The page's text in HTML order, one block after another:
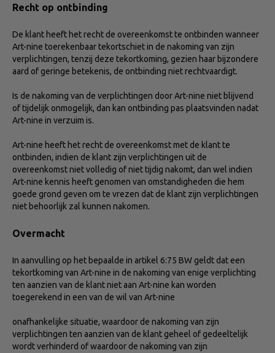
Recht op ontbinding
De klant heeft het recht de overeenkomst te ontbinden wanneer
Art-nine toerekenbaar tekortschiet in de nakoming van zijn
verplichtingen, tenzij deze tekortkoming, gezien haar bijzondere
aard of geringe betekenis, de ontbinding niet rechtvaardigt.
Is de nakoming van de verplichtingen door Art-nine niet blijvend
of tijdelijk onmogelijk, dan kan ontbinding pas plaatsvinden nadat
Art-nine in verzuim is.
Art-nine heeft het recht de overeenkomst met de klant te
ontbinden, indien de klant zijn verplichtingen uit de
overeenkomst niet volledig of niet tijdig nakomt, dan wel indien
Art-nine kennis heeft genomen van omstandigheden die hem
goede grond geven om te vrezen dat de klant zijn verplichtingen
niet behoorlijk zal kunnen nakomen.
Overmacht
In aanvulling op het bepaalde in artikel 6:75 BW geldt dat een
tekortkoming van Art-nine in de nakoming van enige verplichting
ten aanzien van de klant niet aan Art-nine kan worden
toegerekend in een van de wil van Art-nine
onafhankelijke situatie, waardoor de nakoming van zijn
verplichtingen ten aanzien van de klant geheel of gedeeltelijk
wordt verhinderd of waardoor de nakoming van zijn